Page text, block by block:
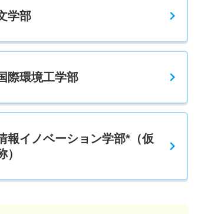
学部
際環境工学部
報イノベーション学部*（仮
）